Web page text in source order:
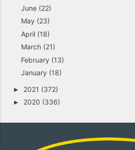
June (22)
May (23)
April (18)
March (21)
February (13)
January (18)
► 2021 (372)
► 2020 (336)